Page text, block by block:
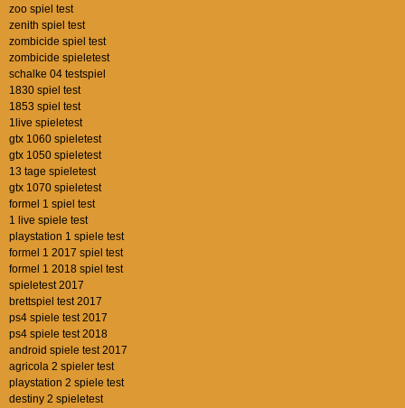
zoo spiel test
zenith spiel test
zombicide spiel test
zombicide spieletest
schalke 04 testspiel
1830 spiel test
1853 spiel test
1live spieletest
gtx 1060 spieletest
gtx 1050 spieletest
13 tage spieletest
gtx 1070 spieletest
formel 1 spiel test
1 live spiele test
playstation 1 spiele test
formel 1 2017 spiel test
formel 1 2018 spiel test
spieletest 2017
brettspiel test 2017
ps4 spiele test 2017
ps4 spiele test 2018
android spiele test 2017
agricola 2 spieler test
playstation 2 spiele test
destiny 2 spieletest